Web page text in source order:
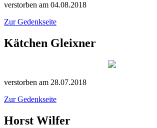
verstorben am 04.08.2018
Zur Gedenkseite
Kätchen Gleixner
verstorben am 28.07.2018
Zur Gedenkseite
Horst Wilfer